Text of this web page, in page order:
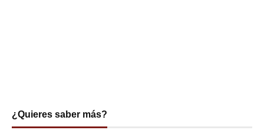
¿Quieres saber más?